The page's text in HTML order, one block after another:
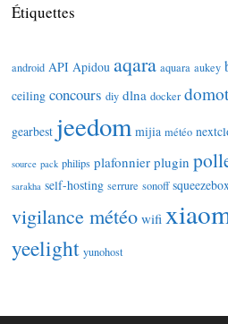
Étiquettes
android API Apidou aqara aquara aukey
ceiling concours diy dlna docker
gearbest jeedom mijia météo
source pack philips plafonnier plugin
sarakha self-hosting serrure sonoff
vigilance météo wifi
yeelight yunohost